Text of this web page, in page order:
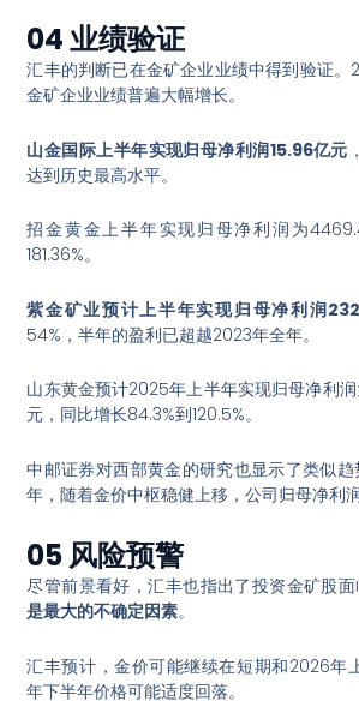
04 业绩验证
汇丰的判断已在金矿企业业绩中得到验证
金矿企业业绩普遍大幅增长。
山金国际上半年实现归母净利润15.96亿元
达到历史最高水平。
招金黄金上半年实现归母净利润为
181.36%。
紫金矿业预计上半年实现归母净利润
54%，半年的盈利已超越2023年全年。
山东黄金预计2025年上半年实现归母净利
元，同比增长84.3%到120.5%。
中邮证券对西部黄金的研究也显示了类似
年，随着金价中枢稳健上移，公司归母净利
05 风险预警
尽管前景看好，汇丰也指出了投资金矿股
是最大的不确定因素。
汇丰预计，金价可能继续在短期和2026年
年下半年价格可能适度回落。